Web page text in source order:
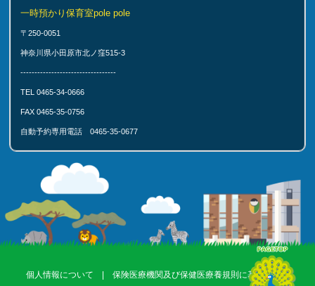
一時預かり保育室pole pole
〒250-0051
神奈川県小田原市北ノ窪515-3
----------------------------------
TEL 0465-34-0666
FAX 0465-35-0756
自動予約専用電話 0465-35-0677
個人情報について | 保険医療機関及び保健医療養規則に基づく掲示